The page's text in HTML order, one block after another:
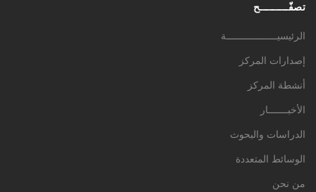
تصفّـــــــــح
الرئيسيــــــــــــــــــة
إصدارات المركز
أنشطة المركز
الأخبـــــــار
الدراسات والبحوث
الوسائط المتعددة
من نحن